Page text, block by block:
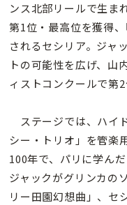
ンス北部リールで生ま
第1位・最高位を獲得
されるセシリア。ジャ
トの可能性を広げ、山
ィストコンクールで第
ステージでは、ハイ
シー・トリオ」を管楽
100年で、パリに学ん
ジャックがグリンカの
リー田園幻想曲」、セ